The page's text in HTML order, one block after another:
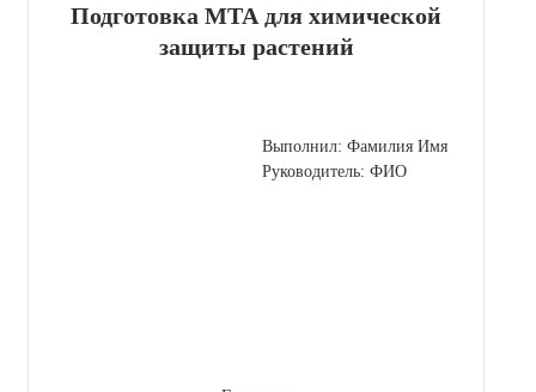
Подготовка МТА для химической
защиты растений
Выполнил: Фамилия Имя
Руководитель: ФИО